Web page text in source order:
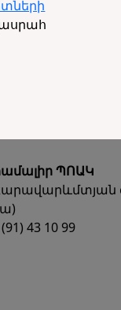
ՊՈԱԿ
43 10 99